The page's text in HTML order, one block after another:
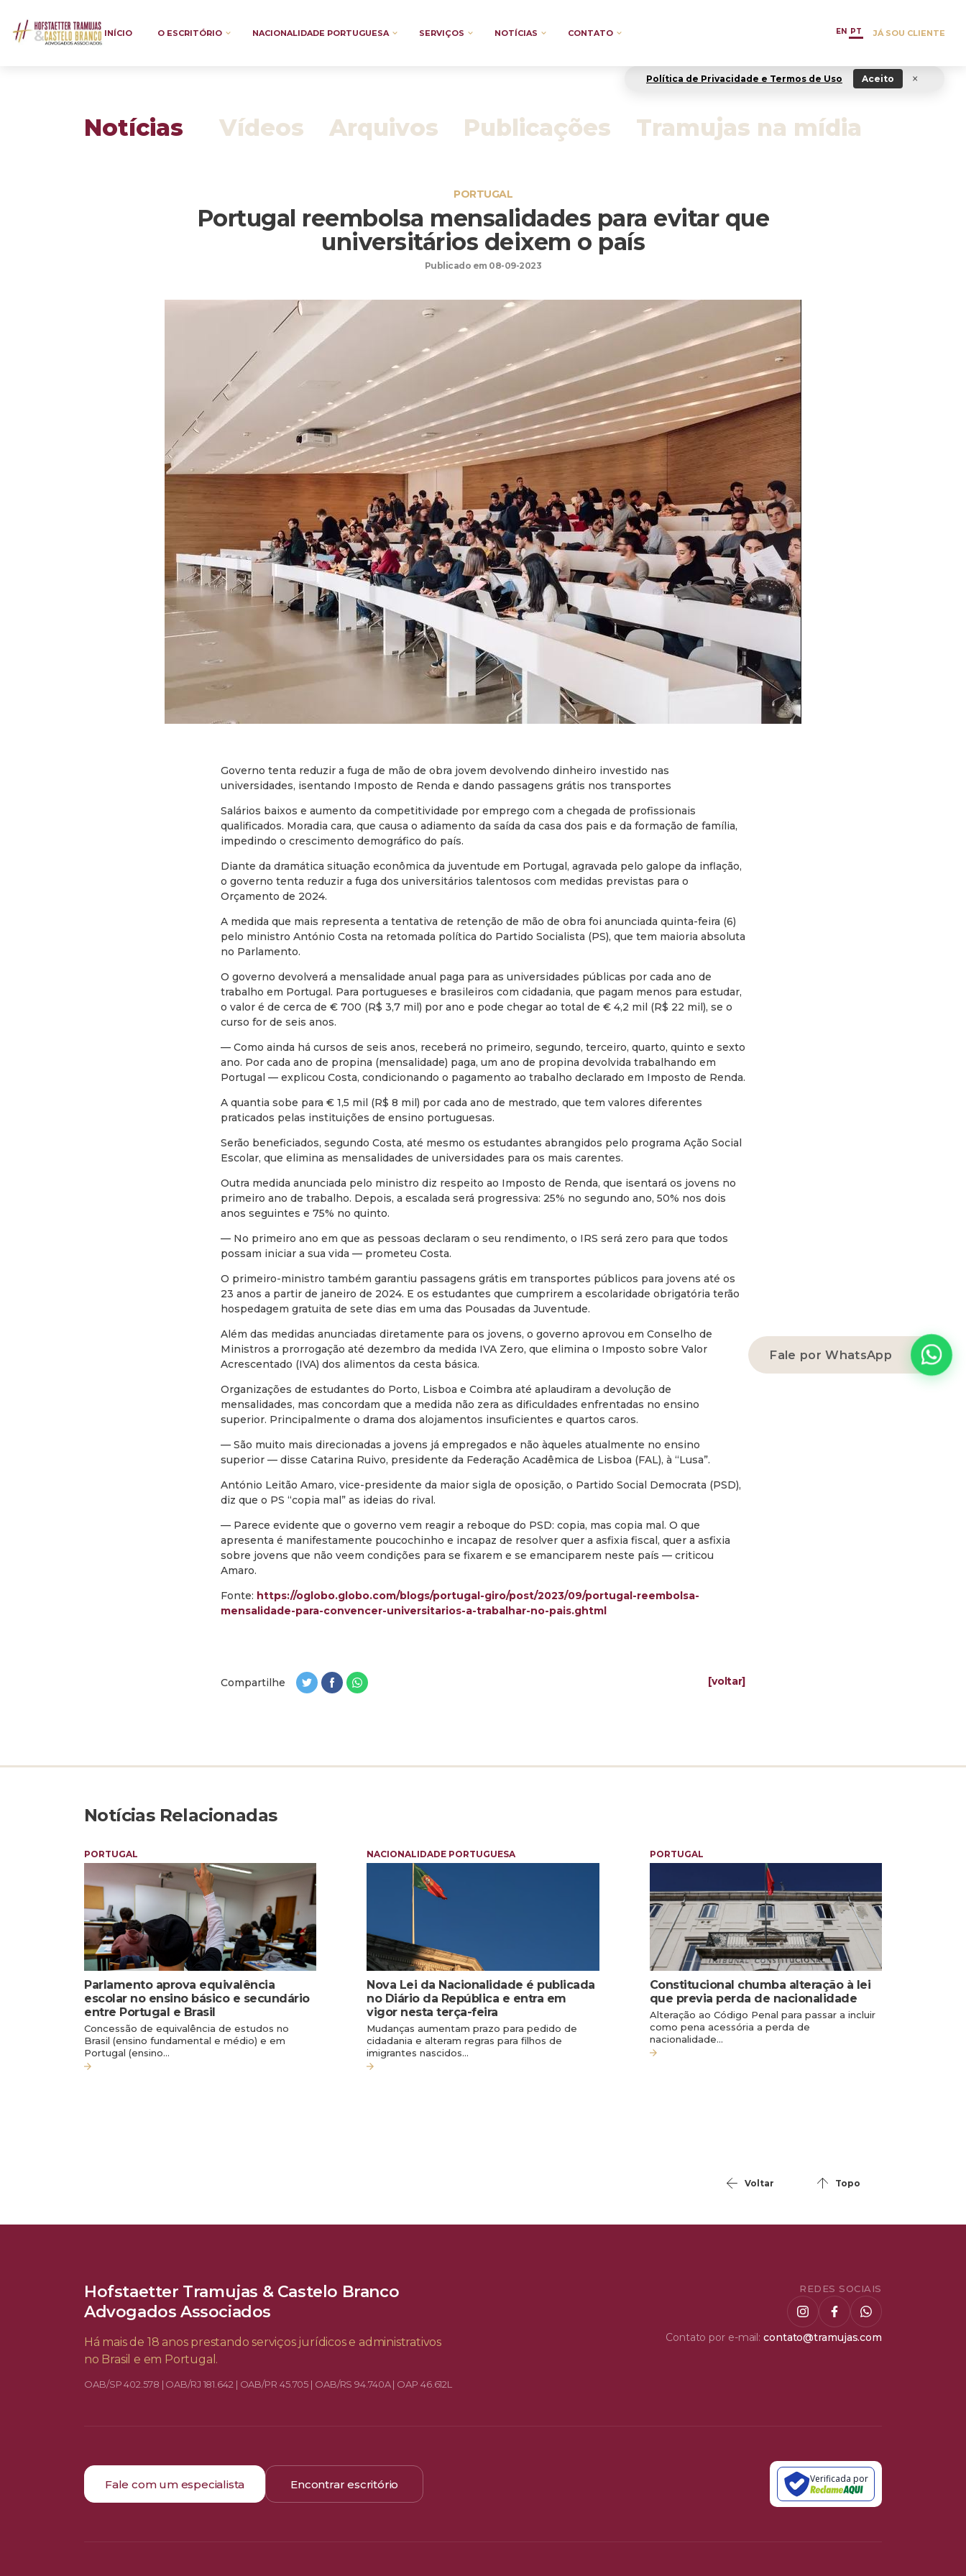
INÍCIO O ESCRITÓRIO NACIONALIDADE PORTUGUESA SERVIÇOS NOTÍCIAS CONTATO EN PT JÁ SOU CLIENTE
Fale por WhatsApp
Notícias Vídeos Arquivos Publicações Tramujas na mídia
PORTUGAL
Portugal reembolsa mensalidades para evitar que
universitários deixem o país
Publicado em 08-09-2023
Governo tenta reduzir a fuga de mão de obra jovem devolvendo dinheiro investido nas
universidades, isentando Imposto de Renda e dando passagens grátis nos transportes
Salários baixos e aumento da competitividade por emprego com a chegada de profissionais
qualificados. Moradia cara, que causa o adiamento da saída da casa dos pais e da formação de família,
impedindo o crescimento demográfico do país.
Diante da dramática situação econômica da juventude em Portugal, agravada pelo galope da inflação,
o governo tenta reduzir a fuga dos universitários talentosos com medidas previstas para o
Orçamento de 2024.
A medida que mais representa a tentativa de retenção de mão de obra foi anunciada quinta-feira (6)
pelo ministro António Costa na retomada política do Partido Socialista (PS), que tem maioria absoluta
no Parlamento.
O governo devolverá a mensalidade anual paga para as universidades públicas por cada ano de
trabalho em Portugal. Para portugueses e brasileiros com cidadania, que pagam menos para estudar,
o valor é de cerca de € 700 (R$ 3,7 mil) por ano e pode chegar ao total de € 4,2 mil (R$ 22 mil), se o
curso for de seis anos.
— Como ainda há cursos de seis anos, receberá no primeiro, segundo, terceiro, quarto, quinto e sexto
ano. Por cada ano de propina (mensalidade) paga, um ano de propina devolvida trabalhando em
Portugal — explicou Costa, condicionando o pagamento ao trabalho declarado em Imposto de Renda.
A quantia sobe para € 1,5 mil (R$ 8 mil) por cada ano de mestrado, que tem valores diferentes
praticados pelas instituições de ensino portuguesas.
Serão beneficiados, segundo Costa, até mesmo os estudantes abrangidos pelo programa Ação Social
Escolar, que elimina as mensalidades de universidades para os mais carentes.
Outra medida anunciada pelo ministro diz respeito ao Imposto de Renda, que isentará os jovens no
primeiro ano de trabalho. Depois, a escalada será progressiva: 25% no segundo ano, 50% nos dois
anos seguintes e 75% no quinto.
— No primeiro ano em que as pessoas declaram o seu rendimento, o IRS será zero para que todos
possam iniciar a sua vida — prometeu Costa.
O primeiro-ministro também garantiu passagens grátis em transportes públicos para jovens até os
23 anos a partir de janeiro de 2024. E os estudantes que cumprirem a escolaridade obrigatória terão
hospedagem gratuita de sete dias em uma das Pousadas da Juventude.
Além das medidas anunciadas diretamente para os jovens, o governo aprovou em Conselho de
Ministros a prorrogação até dezembro da medida IVA Zero, que elimina o Imposto sobre Valor
Acrescentado (IVA) dos alimentos da cesta básica.
Organizações de estudantes do Porto, Lisboa e Coimbra até aplaudiram a devolução de
mensalidades, mas concordam que a medida não zera as dificuldades enfrentadas no ensino
superior. Principalmente o drama dos alojamentos insuficientes e quartos caros.
— São muito mais direcionadas a jovens já empregados e não àqueles atualmente no ensino
superior — disse Catarina Ruivo, presidente da Federação Acadêmica de Lisboa (FAL), à “Lusa”.
António Leitão Amaro, vice-presidente da maior sigla de oposição, o Partido Social Democrata (PSD),
diz que o PS “copia mal” as ideias do rival.
— Parece evidente que o governo vem reagir a reboque do PSD: copia, mas copia mal. O que
apresenta é manifestamente poucochinho e incapaz de resolver quer a asfixia fiscal, quer a asfixia
sobre jovens que não veem condições para se fixarem e se emanciparem neste país — criticou
Amaro.
Fonte: https://oglobo.globo.com/blogs/portugal-giro/post/2023/09/portugal-reembolsa-
mensalidade-para-convencer-universitarios-a-trabalhar-no-pais.ghtml
Compartilhe [voltar]
Notícias Relacionadas
PORTUGAL
Parlamento aprova equivalência
escolar no ensino básico e secundário
entre Portugal e Brasil
Concessão de equivalência de estudos no
Brasil (ensino fundamental e médio) e em
Portugal (ensino…
NACIONALIDADE PORTUGUESA
Nova Lei da Nacionalidade é publicada
no Diário da República e entra em
vigor nesta terça-feira
Mudanças aumentam prazo para pedido de
cidadania e alteram regras para filhos de
imigrantes nascidos…
PORTUGAL
Constitucional chumba alteração à lei
que previa perda de nacionalidade
Alteração ao Código Penal para passar a incluir
como pena acessória a perda de
nacionalidade…
Voltar Topo
Hofstaetter Tramujas & Castelo Branco
Advogados Associados
Há mais de 18 anos prestando serviços jurídicos e administrativos
no Brasil e em Portugal.
OAB/SP 402.578 | OAB/RJ 181.642 | OAB/PR 45.705 | OAB/RS 94.740A | OAP 46.612L
REDES SOCIAIS
Contato por e-mail: contato@tramujas.com
Fale com um especialista Encontrar escritório Verificada por
Política de Privacidade e Termos de Uso Aceito ×